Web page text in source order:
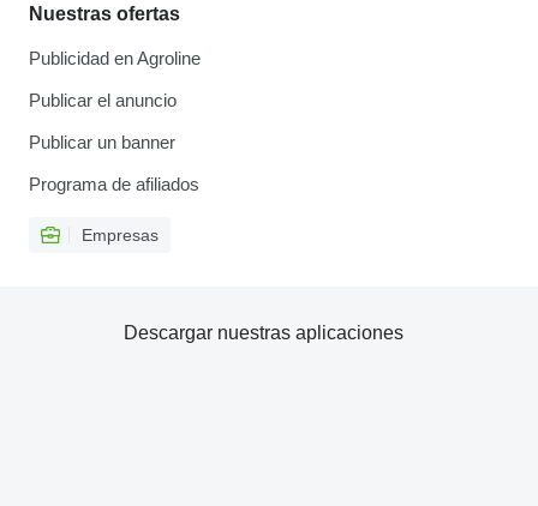
Nuestras ofertas
Publicidad en Agroline
Publicar el anuncio
Publicar un banner
Programa de afiliados
Empresas
Descargar nuestras aplicaciones